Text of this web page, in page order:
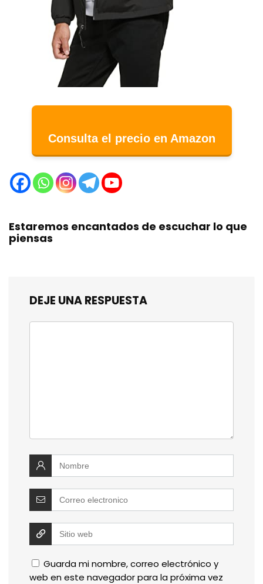
Consulta el precio en Amazon
Estaremos encantados de escuchar lo que
piensas
DEJE UNA RESPUESTA
Guarda mi nombre, correo electrónico y
web en este navegador para la próxima vez